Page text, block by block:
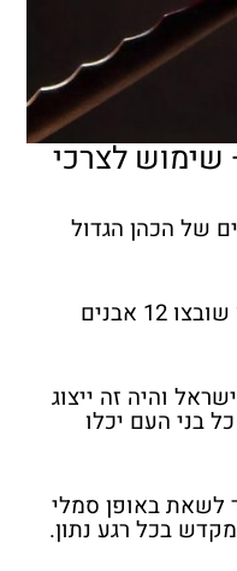
שימוש לצרכי
של הכהן הגדול
זה היה מעין תכשיט גדול, עליו שובצו 12 אבנים
והיה זה ייצוג
בני העם יכלו
לשאת באופן סמלי
בכל רגע נתון.